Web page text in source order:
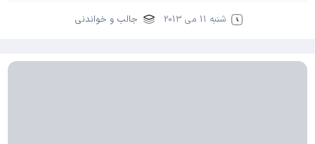
شنبه 11 می 2013 جالب و خواندنی